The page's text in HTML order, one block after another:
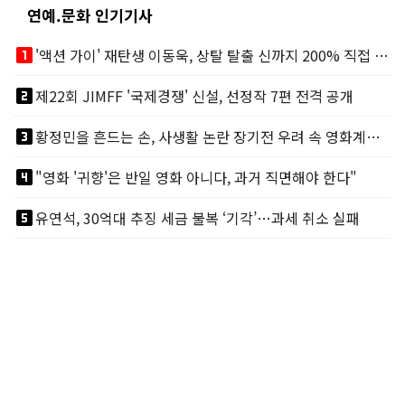
연예.문화 인기기사
looks_one
'액션 가이' 재탄생 이동욱, 상탈 탈출 신까지 200% 직접 소화
looks_two제22회 JIMFF '국제경쟁' 신설, 선정작 7편 전격 공개
looks_3
황정민을 흔드는 손, 사생활 논란 장기전 우려 속 영화계도 리스크
looks_4"영화 '귀향'은 반일 영화 아니다, 과거 직면해야 한다"
looks_5유연석, 30억대 추징 세금 불복 ‘기각’…과세 취소 실패